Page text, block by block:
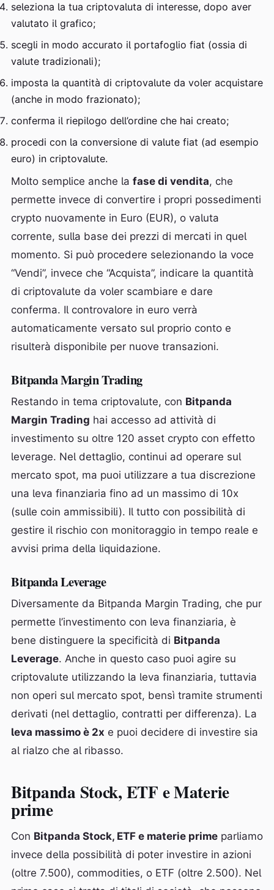
seleziona la tua criptovaluta di interesse, dopo aver
valutato il grafico;
scegli in modo accurato il portafoglio fiat (ossia di
valute tradizionali);
imposta la quantità di criptovalute da voler acquistare
(anche in modo frazionato);
conferma il riepilogo dell’ordine che hai creato;
procedi con la conversione di valute fiat (ad esempio
euro) in criptovalute.
Molto semplice anche la fase di vendita, che
permette invece di convertire i propri possedimenti
crypto nuovamente in Euro (EUR), o valuta
corrente, sulla base dei prezzi di mercati in quel
momento. Si può procedere selezionando la voce
“Vendi”, invece che “Acquista”, indicare la quantità
di criptovalute da voler scambiare e dare
conferma. Il controvalore in euro verrà
automaticamente versato sul proprio conto e
risulterà disponibile per nuove transazioni.
Bitpanda Margin Trading
Restando in tema criptovalute, con Bitpanda
Margin Trading hai accesso ad attività di
investimento su oltre 120 asset crypto con effetto
leverage. Nel dettaglio, continui ad operare sul
mercato spot, ma puoi utilizzare a tua discrezione
una leva finanziaria fino ad un massimo di 10x
(sulle coin ammissibili). Il tutto con possibilità di
gestire il rischio con monitoraggio in tempo reale e
avvisi prima della liquidazione.
Bitpanda Leverage
Diversamente da Bitpanda Margin Trading, che pur
permette l’investimento con leva finanziaria, è
bene distinguere la specificità di Bitpanda
Leverage. Anche in questo caso puoi agire su
criptovalute utilizzando la leva finanziaria, tuttavia
non operi sul mercato spot, bensì tramite strumenti
derivati (nel dettaglio, contratti per differenza). La
leva massimo è 2x e puoi decidere di investire sia
al rialzo che al ribasso.
Bitpanda Stock, ETF e Materie
prime
Con Bitpanda Stock, ETF e materie prime parliamo
invece della possibilità di poter investire in azioni
(oltre 7.500), commodities, o ETF (oltre 2.500). Nel